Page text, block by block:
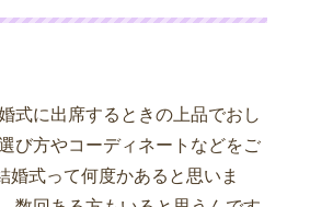
式に出席するときの上品でおし
び方やコーディネートなどをご
婚式って何度かあると思いま